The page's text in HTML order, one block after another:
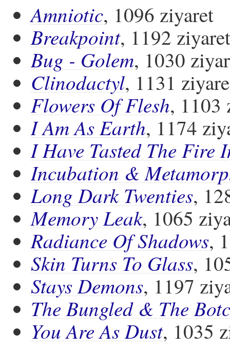
Amniotic, 1096 ziyaret
Breakpoint, 1192 ziyaret
Bug - Golem, 1030
Clinodactyl, 1131
Flowers Of Flesh, 1103
I Am As Earth, 1174
I Have Tasted The Fire
Incubation &
Long Dark Twenties,
Memory Leak, 1065
Radiance Of Shadows,
Skin Turns To Glass,
Stays Demons, 1197
The Bungled & The
You Are As Dust, 1035